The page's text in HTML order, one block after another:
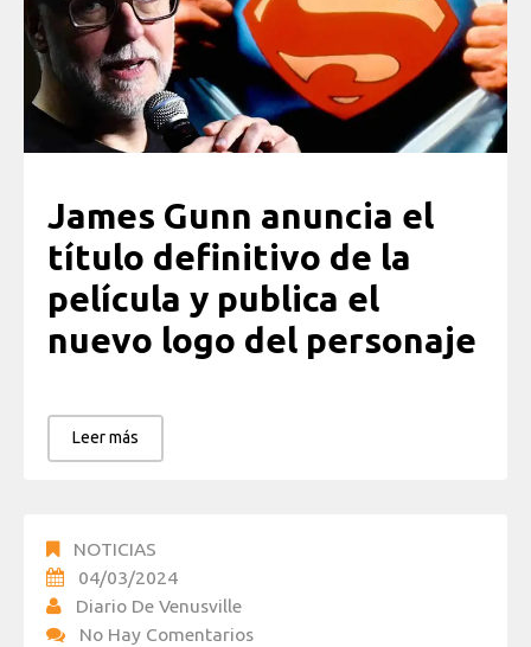
James Gunn anuncia el
título definitivo de la
película y publica el
nuevo logo del personaje
Leer más
NOTICIAS
04/03/2024
Diario De Venusville
No Hay Comentarios